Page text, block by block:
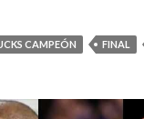
CAMPEÓN FINAL